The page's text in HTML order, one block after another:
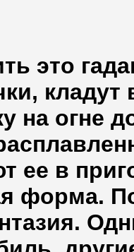
это
на огне
ee в
форма.